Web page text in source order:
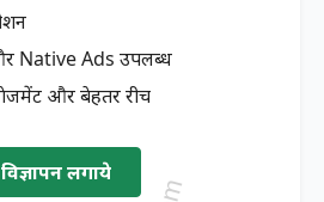
Native Ads उपलब्ध
और बेहतर रीच
विज्ञापन लगाये